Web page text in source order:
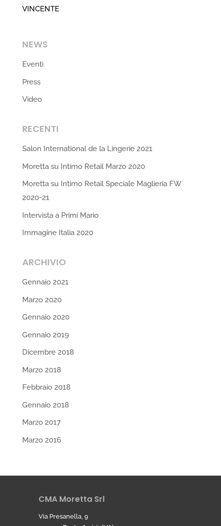
VINCENTE
NEWS
Eventi
Press
Video
RECENTI
Salon International de la Lingerie 2021
Moretta su Intimo Retail Marzo 2020
Moretta su Intimo Retail Speciale Maglieria FW
2020-21
Intervista a Primi Mario
Immagine Italia 2020
ARCHIVIO
Gennaio 2021
Marzo 2020
Gennaio 2020
Gennaio 2019
Dicembre 2018
Marzo 2018
Febbraio 2018
Gennaio 2018
Marzo 2017
Marzo 2016
CMA Moretta Srl
Via Presanella, 9